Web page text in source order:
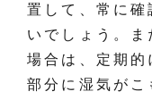
置して、常に確
いでしょう。ま
場合は、定期的
部分に湿気が